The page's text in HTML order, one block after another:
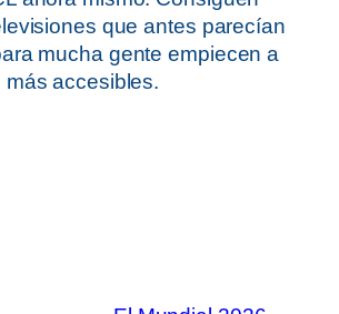
que antes parecían
mucha gente empiecen a
accesibles.